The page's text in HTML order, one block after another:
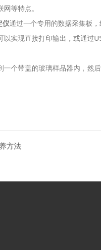
等特点。
仪通过一个专用的数据采集板
实现直接打印输出，或通过
带盖的玻璃样品器内，然
方法